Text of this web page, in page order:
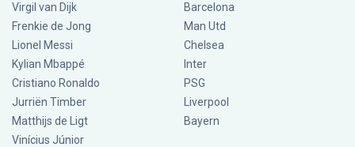
Virgil van Dijk
Frenkie de Jong
Lionel Messi
Kylian Mbappé
Cristiano Ronaldo
Jurriën Timber
Matthijs de Ligt
Vinícius Júnior
Barcelona
Man Utd
Chelsea
Inter
PSG
Liverpool
Bayern